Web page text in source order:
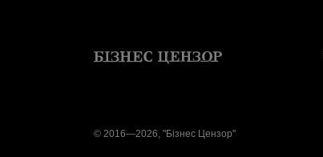
© 2016—2026, "Бізнес Цензор"